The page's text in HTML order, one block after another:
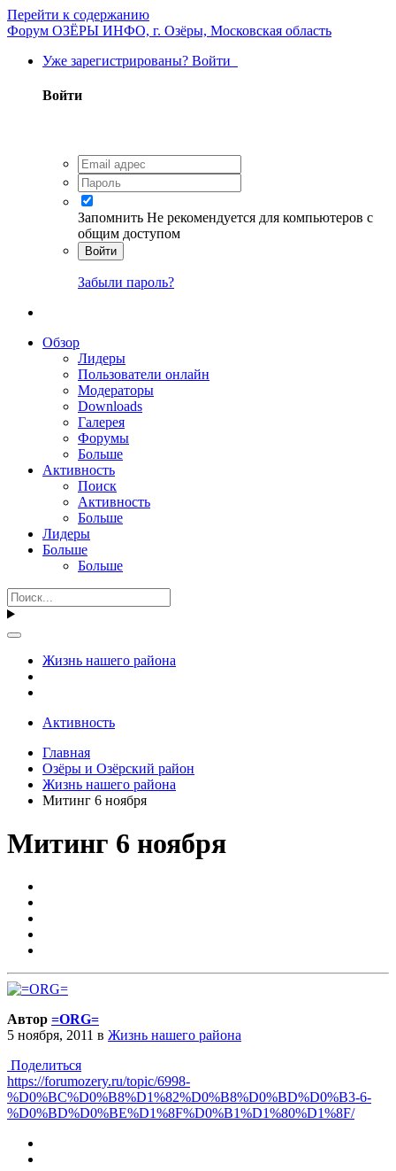
Перейти к содержанию
Форум ОЗЁРЫ ИНФО, г. Озёры, Московская область
Уже зарегистрированы? Войти
Войти
Запомнить Не рекомендуется для компьютеров с
общим доступом
Войти
Забыли пароль?
Обзор
Лидеры
Пользователи онлайн
Модераторы
Downloads
Галерея
Форумы
Больше
Активность
Поиск
Активность
Больше
Лидеры
Больше
Больше
Жизнь нашего района
Активность
Главная
Озёры и Озёрский район
Жизнь нашего района
Митинг 6 ноября
Митинг 6 ноября
Автор =ORG=
5 ноября, 2011 в Жизнь нашего района
Поделиться
https://forumozery.ru/topic/6998-
%D0%BC%D0%B8%D1%82%D0%B8%D0%BD%D0%B3-6-
%D0%BD%D0%BE%D1%8F%D0%B1%D1%80%D1%8F/